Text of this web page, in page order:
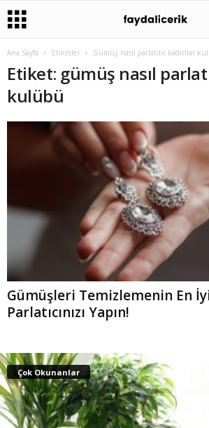
Ana Sayfa Etiketler Gümüş nasıl parlatılır kadınlar
Etiket: gümüş nasıl
kulübü
Gümüşleri Temizlemenin En
Parlatıcınızı Yapın!
Çok Okunanlar